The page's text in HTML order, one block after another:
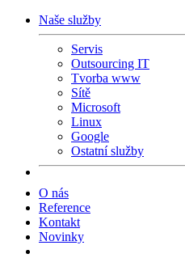
Naše služby
Servis
Outsourcing IT
Tvorba www
Sítě
Microsoft
Linux
Google
Ostatní služby
O nás
Reference
Kontakt
Novinky